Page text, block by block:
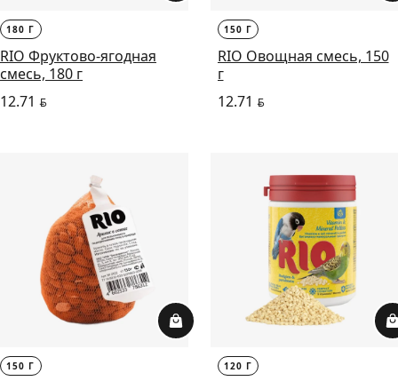
180 Г
RIO Фруктово-ягодная
смесь, 180 г
12.71 BYN
150 Г
RIO Овощная смесь, 150
г
12.71 BYN
150 Г 120 Г